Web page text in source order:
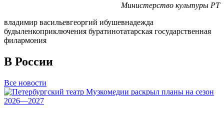
Министерство культуры РТ
владимир васильевгеоргий ибушевнадежда
будыленкоприключения буратинотатарская государственная
филармония
В России
Все новости